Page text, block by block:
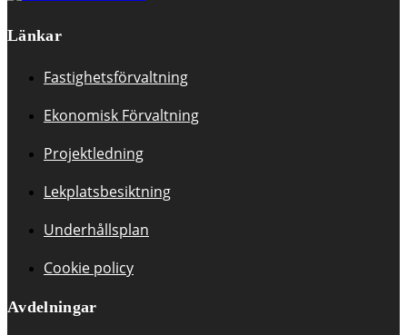
Länkar
Fastighetsförvaltning
Ekonomisk Förvaltning
Projektledning
Lekplatsbesiktning
Underhållsplan
Cookie policy
Avdelningar